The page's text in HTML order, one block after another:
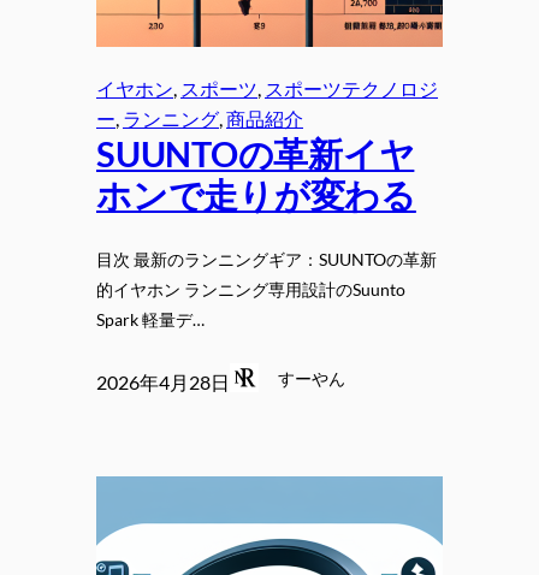
イヤホン, スポーツ, スポーツテクノロジ
ー, ランニング, 商品紹介
SUUNTOの革新イヤ
ホンで走りが変わる
目次 最新のランニングギア：SUUNTOの革新
的イヤホン ランニング専用設計のSuunto
Spark 軽量デ…
2026年4月28日 すーやん